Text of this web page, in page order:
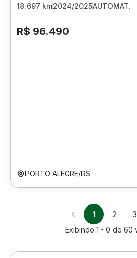
18.697 km2024/2025AUTOMAT.
R$ 96.490
PORTO ALEGRE/RS
1 2 3
Exibindo 1 - 0 de 60